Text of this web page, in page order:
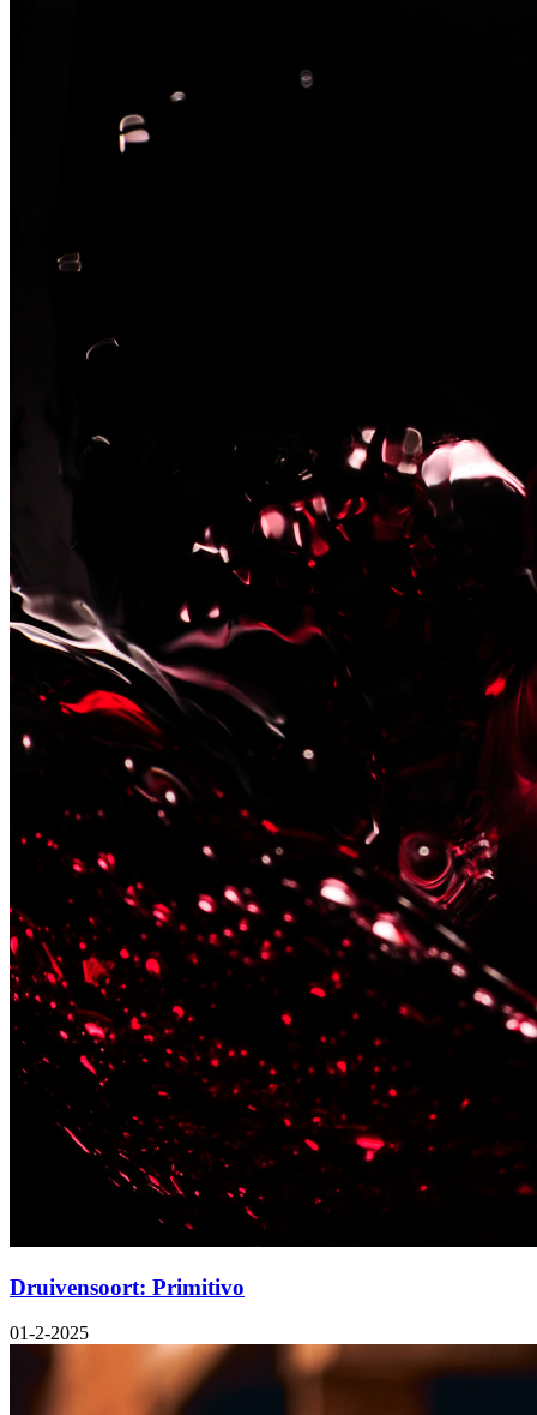
Druivensoort: Primitivo
01-2-2025